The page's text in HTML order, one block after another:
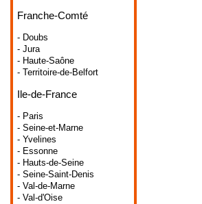
Franche-Comté
- Doubs
- Jura
- Haute-Saône
- Territoire-de-Belfort
Ile-de-France
- Paris
- Seine-et-Marne
- Yvelines
- Essonne
- Hauts-de-Seine
- Seine-Saint-Denis
- Val-de-Marne
- Val-d'Oise